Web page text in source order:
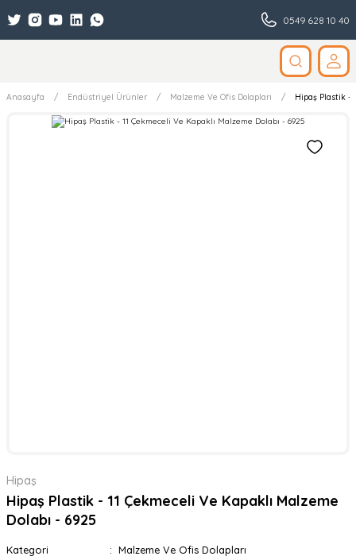
0549 628 10 40
Anasayfa Endüstriyel Ürünler Malzeme Ve Ofis Dolapları Hipaş Plastik -
Hipaş
Hipaş Plastik - 11 Çekmeceli Ve Kapaklı Malzeme
Dolabı - 6925
Kategori
Malzeme Ve Ofis Dolapları